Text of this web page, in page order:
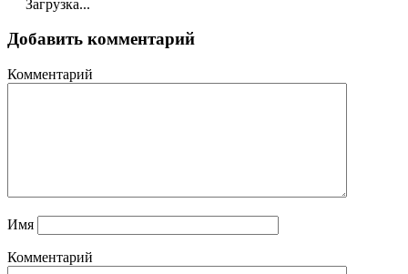
Загрузка...
Добавить комментарий
Комментарий
Имя
Комментарий